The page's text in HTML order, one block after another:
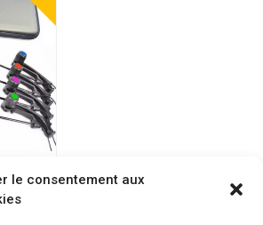
le consentement aux